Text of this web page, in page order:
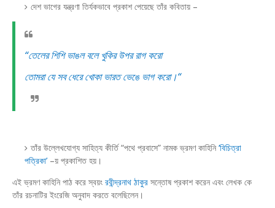
দেশ ভাগের যন্ত্রণা তির্যকভাবে প্রকাশ পেয়েছে তাঁর কবিতায় –
“তেলের শিশি ভাঙল বলে খুকির উপর রাগ করো
তোমরা যে সব ধেরে খোকা ভারত ভেঙে ভাগ করো।“
তাঁর উল্লেখযোগ্য সাহিত্য কীর্তি “পথে প্রবাসে” নামক ভ্রমণ কাহিনি‘বিচিত্রা
পত্রিকা’ –য় প্রকাশিত হয়।
এই ভ্রমণ কাহিনি পাঠ করে স্বয়ং রবীন্দ্রনাথ ঠাকুর সন্তোষ প্রকাশ করেন এবং লেখক কে
তাঁর রচনাটির ইংরেজি অনুবাদ করতে বলেছিলেন।